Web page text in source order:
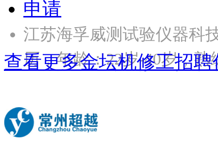
申请
江苏海孚威测试验仪器科
历，年龄：22岁-40岁，
查看更多金坛机修工招聘